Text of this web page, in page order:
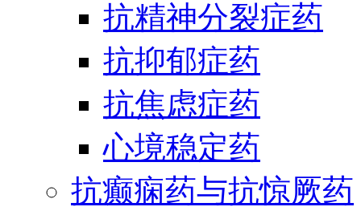
抗精神分裂症药
抗抑郁症药
抗焦虑症药
心境稳定药
抗癫痫药与抗惊厥药